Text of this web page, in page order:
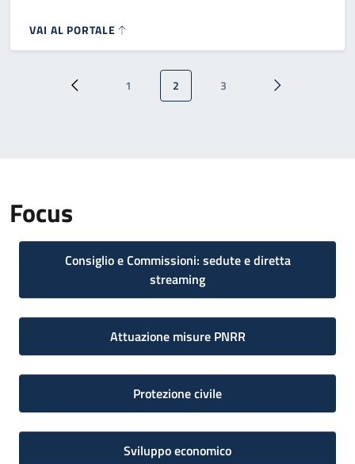
VAI AL PORTALE
Paginazione
Pagina precedente
Pagina
1 Pagina attuale
2 Pagina
3 Pagina
Focus
Consiglio e Commissioni: sedute e diretta
streaming
Attuazione misure PNRR
Protezione civile
Sviluppo economico